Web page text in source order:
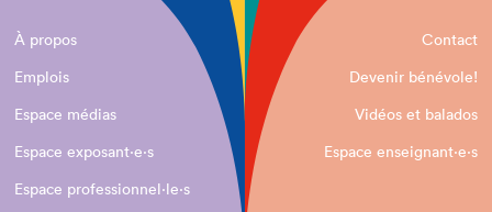
À propos
Contact
Emplois
Devenir bénévole!
Espace médias
Vidéos et balados
Espace exposant·e⋅s
Espace enseignant·e⋅s
Espace professionnel·le⋅s